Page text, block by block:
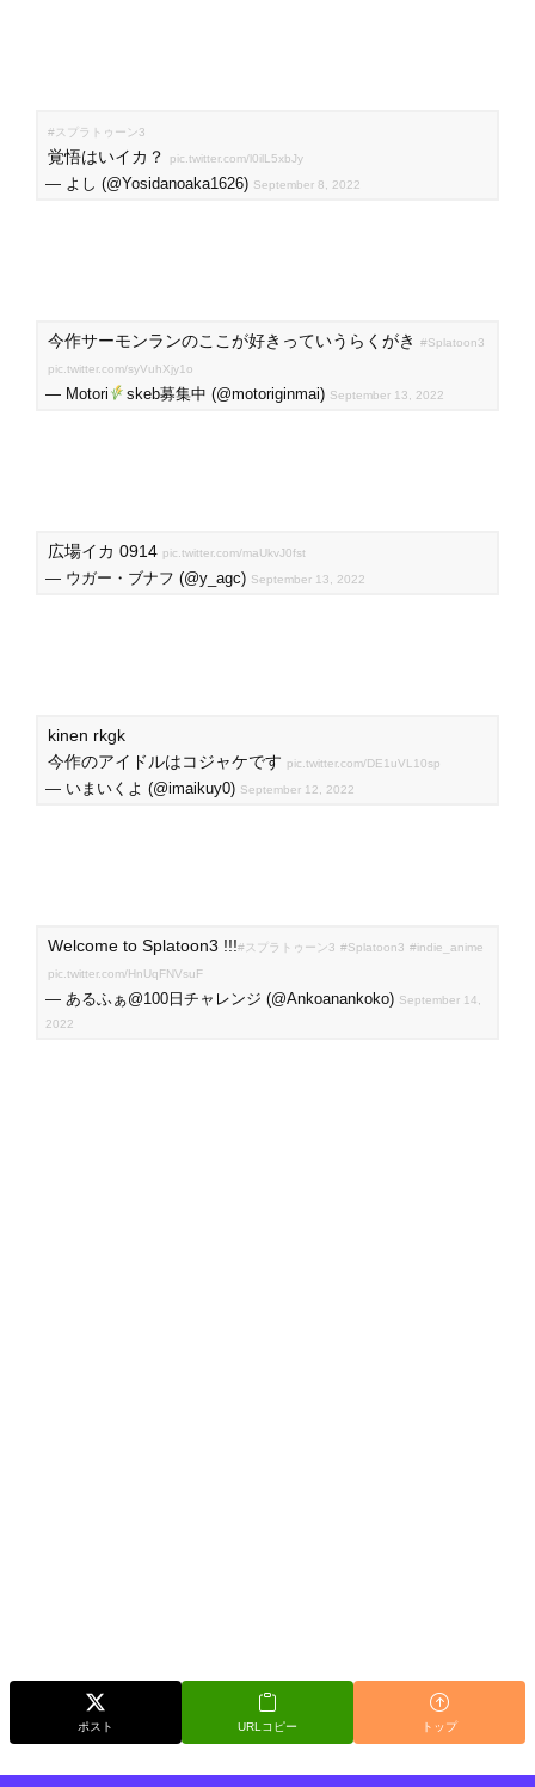
#スプラトゥーン3
覚悟はいイカ？ pic.twitter.com/l0ilL5xbJy
— よし (@Yosidanoaka1626) September 8, 2022
今作サーモンランのここが好きっていうらくがき
#Splatoon3
pic.twitter.com/syVuhXjy1o
— Motori skeb募集中 (@motoriginmai) September 13, 2022
広場イカ 0914 pic.twitter.com/maUkvJ0fst
— ウガー・ブナフ (@y_agc) September 13, 2022
kinen rkgk
今作のアイドルはコジャケです pic.twitter.com/DE1uVL10sp
— いまいくよ (@imaikuy0) September 12, 2022
Welcome to Splatoon3 !!!#スプラトゥーン3 #Splatoon3 #indie_anime
pic.twitter.com/HnUqFNVsuF
— あるふぁ@100日チャレンジ (@Ankoanankoko) September 14,
2022
ポスト URLコピー トップ